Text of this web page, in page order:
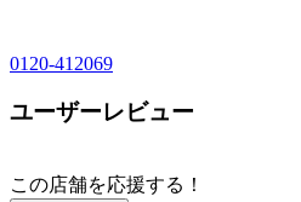
0120-412069
ユーザーレビュー
この店舗を応援する！